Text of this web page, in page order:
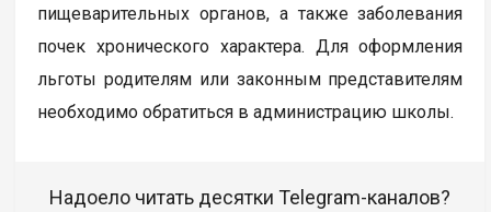
пищеварительных органов, а также заболевания
почек хронического характера. Для оформления
льготы родителям или законным представителям
необходимо обратиться в администрацию школы.
Надоело читать десятки Telegram-каналов?